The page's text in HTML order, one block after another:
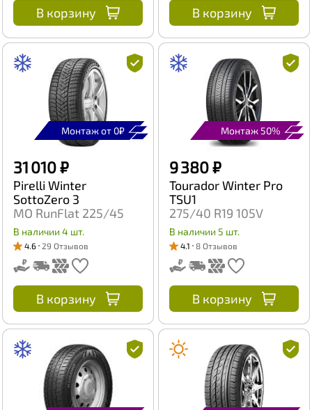
В корзину В корзину
Монтаж от 0₽
31 010 ₽
Pirelli Winter
SottoZero 3
MO RunFlat 225/45
R18 95H
В наличии 4 шт.
4.6 29 Отзывов
В корзину
Монтаж 50%
9 380 ₽
Tourador Winter Pro
TSU1
275/40 R19 105V
В наличии 5 шт.
4.1 8 Отзывов
В корзину